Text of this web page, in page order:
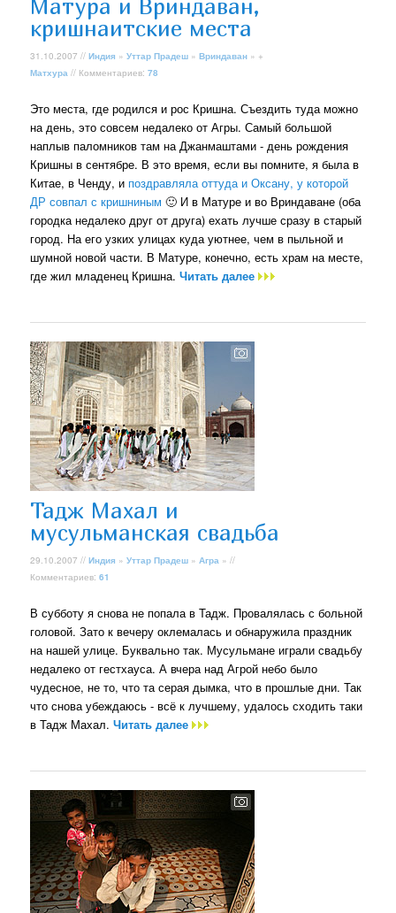
Матура и Вриндаван,
кришнаитские места
31.10.2007 //Индия »Уттар Прадеш »Вриндаван » +
Матхура // Комментариев:78
Это места, где родился и рос Кришна. Съездить туда можно
на день, это совсем недалеко от Агры. Самый большой
наплыв паломников там на Джанмаштами - день рождения
Кришны в сентябре. В это время, если вы помните, я была в
Китае, в Ченду, и поздравляла оттуда и Оксану, у которой
ДР совпал с кришниным 🙂 И в Матуре и во Вриндаване (оба
городка недалеко друг от друга) ехать лучше сразу в старый
город. На его узких улицах куда уютнее, чем в пыльной и
шумной новой части. В Матуре, конечно, есть храм на месте,
где жил младенец Кришна.Читать далее
Тадж Махал и
мусульманская свадьба
29.10.2007 //Индия »Уттар Прадеш »Агра » //
Комментариев:61
В субботу я снова не попала в Тадж. Провалялась с больной
головой. Зато к вечеру оклемалась и обнаружила праздник
на нашей улице. Буквально так. Мусульмане играли свадьбу
недалеко от гестхауса. А вчера над Агрой небо было
чудесное, не то, что та серая дымка, что в прошлые дни. Так
что снова убеждаюсь - всё к лучшему, удалось сходить таки
в Тадж Махал.Читать далее